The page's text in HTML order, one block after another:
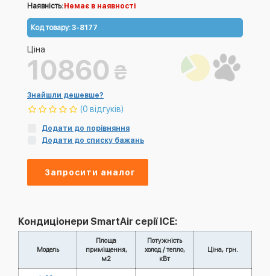
Наявність: Немає в наявності
Код товару:3-8177
Ціна
10860 ₴
Знайшли дешевше?
(0 відгуків)
Додати до порівняння
Додати до списку бажань
Запросити аналог
Кондиціонери SmartAir серії ICE:
Модель
Площа
приміщення,
м2
Потужність
холод / тепло,
кВт
Ціна, грн.